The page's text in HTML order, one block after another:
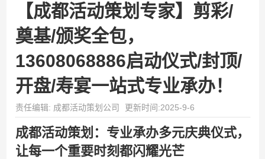
【成都活动策划专家】剪彩/
奠基/颁奖全包，
13608068886启动仪式/封顶/
开盘/寿宴一站式专业承办！
责任编辑: 成都活动策划公司 更新时间:2025-9-6
成都活动策划：专业承办多元庆典仪式，
让每一个重要时刻都闪耀光芒